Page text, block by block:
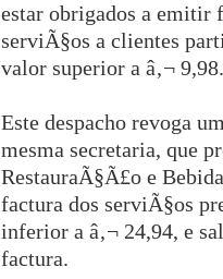
estar obrigados a emitir
serviÃ§os a clientes
valor superior a â‚¬ 9,98.
Este despacho revoga
mesma secretaria, que
RestauraÃ§Ã£o e
factura dos serviÃ§os
inferior a â‚¬ 24,94, e
factura.